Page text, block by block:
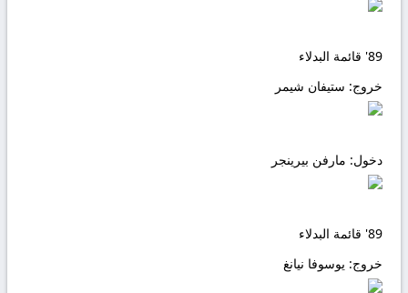
89' قائمة البدلاء
خروج: ستيفان شيمر
دخول: مارفن بيرينجر
89' قائمة البدلاء
خروج: يوسوفا نيانغ